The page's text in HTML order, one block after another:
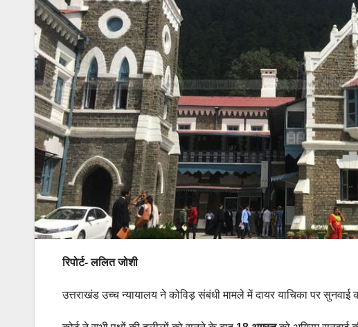
रिपोर्ट- ललित जोशी
उत्तराखंड उच्च न्यायालय ने कोविड़ संबंधी मामले में दायर याचिका पर सुनवाई